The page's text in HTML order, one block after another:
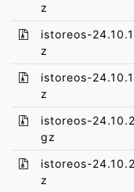
z
istoreos-
z
istoreos-
z
istoreos-
gz
istoreos-
z